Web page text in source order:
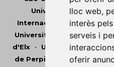
lloc web,
interès
serveis i
oferir
Universitat de les Illes
Internacional de
Universitat de Lleida•
d'Elx• Universitat Oberta
de Perpinyà Via Domitia•